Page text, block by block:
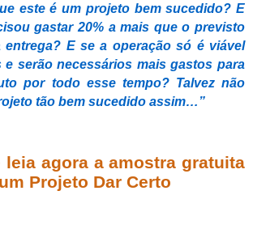
este é um projeto bem sucedido? E
gastar 20% a mais que o previsto
entrega? E se a operação só é viável
e serão necessários mais gastos para
por todo esse tempo? Talvez não
tão bem sucedido assim…”
leia agora a amostra gratuita
Projeto Dar Certo